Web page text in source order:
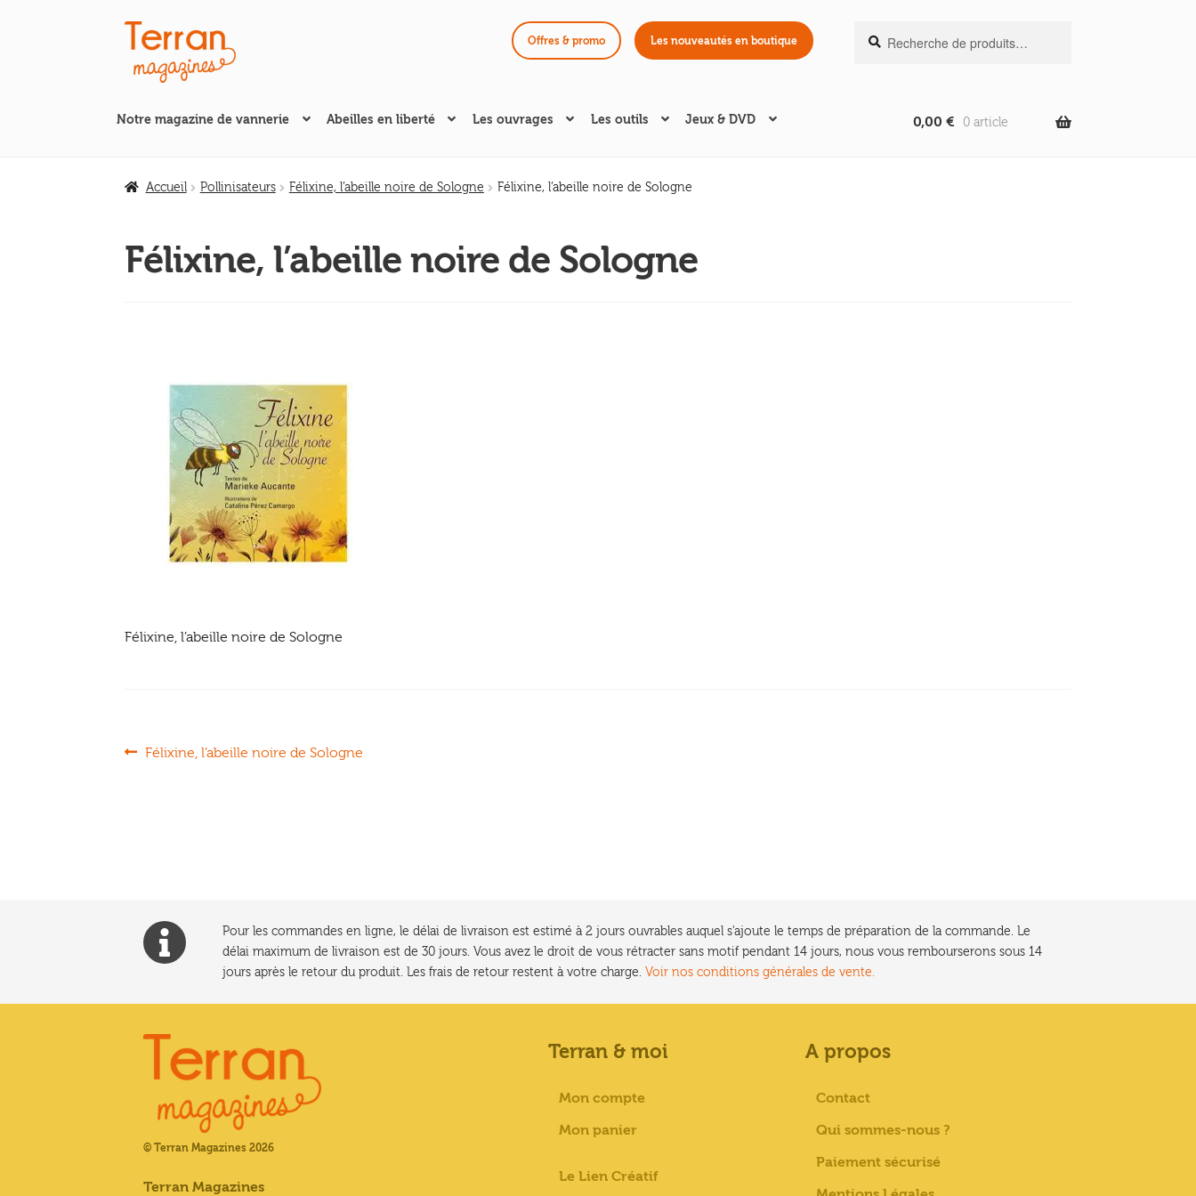
Aller
à
la
Aller
au
contenu
Offres & promo Les nouveautés en boutique
pour :
Recherche
Notre magazine de vannerie Abeilles en liberté Les ouvrages Les outils Jeux & DVD 0,00 € 0 article
Accueil Pollinisateurs Félixine, l’abeille noire de Sologne Félixine, l’abeille noire de Sologne
Félixine, l’abeille noire de Sologne
Félixine, l’abeille noire de Sologne
Navigation
Article
Félixine, l’abeille noire de Sologne
Pour les commandes en ligne, le délai de livraison est estimé à 2 jours ouvrables auquel s'ajoute le temps de préparation de la commande. Le
délai maximum de livraison est de 30 jours. Vous avez le droit de vous rétracter sans motif pendant 14 jours, nous vous rembourserons sous 14
jours après le retour du produit. Les frais de retour restent à votre charge. Voir nos conditions générales de vente.
© Terran Magazines 2026
Terran Magazines
Terran & moi
Mon compte
Mon panier
Le Lien Créatif
A propos
Contact
Qui sommes-nous ?
Paiement sécurisé